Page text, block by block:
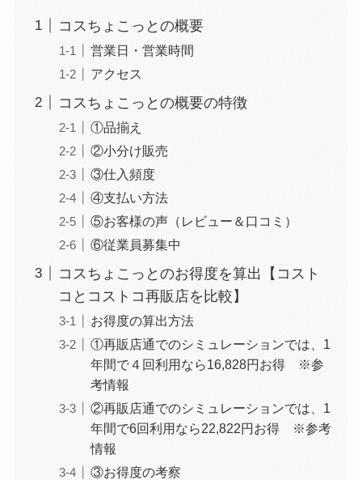
コスちょこっとの概要
営業日・営業時間
アクセス
コスちょこっとの概要の特徴
①品揃え
②小分け販売
③仕入頻度
④支払い方法
⑤お客様の声（レビュー＆口コミ）
⑥従業員募集中
コスちょこっとのお得度を算出【コスト
コとコストコ再販店を比較】
お得度の算出方法
①再販店通でのシミュレーションでは、1
年間で４回利用なら16,828円お得 ※参
考情報
②再販店通でのシミュレーションでは、1
年間で6回利用なら22,822円お得 ※参考
情報
③お得度の考察